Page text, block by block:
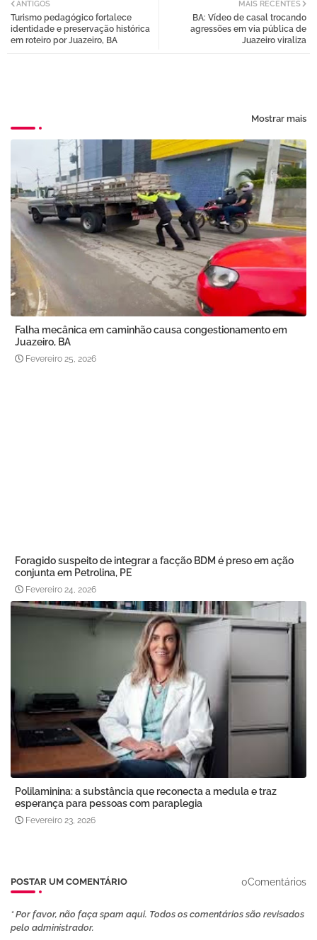
MAIS RECENTES
BA: Vídeo de casal trocando
agressões em via pública de
Juazeiro viraliza
ANTIGOS
Turismo pedagógico fortalece
identidade e preservação histórica
em roteiro por Juazeiro, BA
Mostrar mais
Falha mecânica em caminhão causa congestionamento em
Juazeiro, BA
Fevereiro 25, 2026
Foragido suspeito de integrar a facção BDM é preso em ação
conjunta em Petrolina, PE
Fevereiro 24, 2026
Polilaminina: a substância que reconecta a medula e traz
esperança para pessoas com paraplegia
Fevereiro 23, 2026
POSTAR UM COMENTÁRIO 0Comentários
* Por favor, não faça spam aqui. Todos os comentários são revisados ​​
pelo administrador.